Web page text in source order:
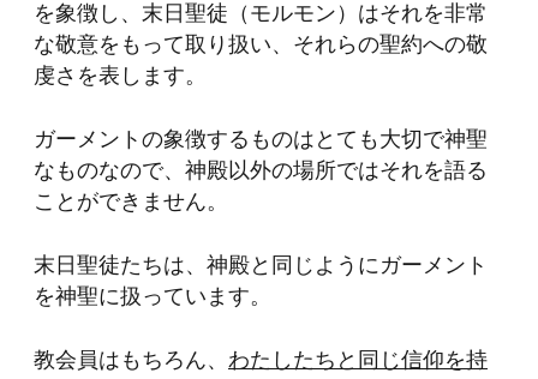
を象徴し、末日聖徒（モルモン）はそれを非常
な敬意をもって取り扱い、それらの聖約への敬
虔さを表します。
ガーメントの象徴するものはとても大切で神聖
なものなので、神殿以外の場所ではそれを語る
ことができません。
末日聖徒たちは、神殿と同じようにガーメント
を神聖に扱っています。
教会員はもちろん、 わたしたちと同じ信仰を持